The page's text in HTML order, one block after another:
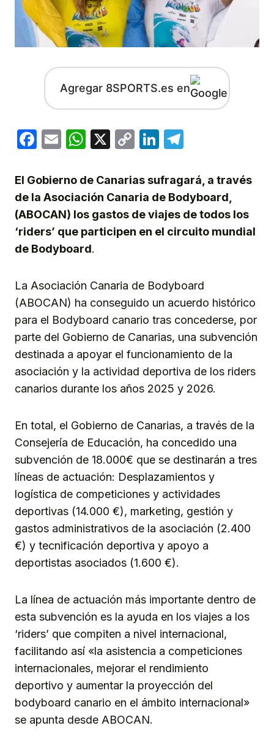
Agregar 8SPORTS.es en
Facebook
EmailWhatsApp
X
CopyLinkedIn
El Gobierno de Canarias sufragará, a través
de la Asociación Canaria de Bodyboard,
(ABOCAN) los gastos de viajes de todos los
‘riders’ que participen en el circuito mundial
de Bodyboard.
La Asociación Canaria de Bodyboard
(ABOCAN) ha conseguido un acuerdo histórico
para el Bodyboard canario tras concederse, por
parte del Gobierno de Canarias, una subvención
destinada a apoyar el funcionamiento de la
asociación y la actividad deportiva de los riders
canarios durante los años 2025 y 2026.
En total, el Gobierno de Canarias, a través de la
Consejería de Educación, ha concedido una
subvención de 18.000€ que se destinarán a tres
líneas de actuación: Desplazamientos y
logística de competiciones y actividades
deportivas (14.000 €), marketing, gestión y
gastos administrativos de la asociación (2.400
€) y tecnificación deportiva y apoyo a
deportistas asociados (1.600 €).
La línea de actuación más importante dentro de
esta subvención es la ayuda en los viajes a los
‘riders’ que compiten a nivel internacional,
facilitando así «la asistencia a competiciones
internacionales, mejorar el rendimiento
deportivo y aumentar la proyección del
bodyboard canario en el ámbito internacional»
se apunta desde ABOCAN.